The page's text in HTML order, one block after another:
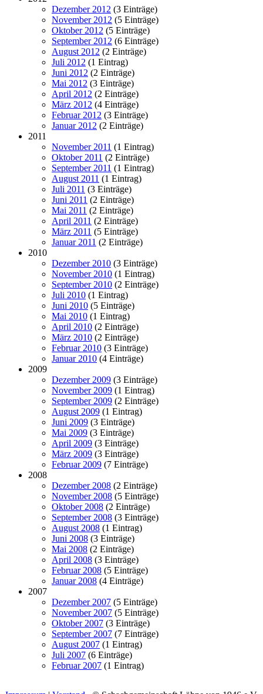
Dezember 2012 (3 Einträge)
November 2012 (5 Einträge)
Oktober 2012 (5 Einträge)
September 2012 (6 Einträge)
August 2012 (2 Einträge)
Juli 2012 (1 Eintrag)
Juni 2012 (2 Einträge)
Mai 2012 (3 Einträge)
April 2012 (2 Einträge)
März 2012 (4 Einträge)
Februar 2012 (3 Einträge)
Januar 2012 (2 Einträge)
2011
November 2011 (1 Eintrag)
Oktober 2011 (2 Einträge)
September 2011 (1 Eintrag)
August 2011 (1 Eintrag)
Juli 2011 (3 Einträge)
Juni 2011 (2 Einträge)
Mai 2011 (2 Einträge)
April 2011 (2 Einträge)
März 2011 (5 Einträge)
Januar 2011 (2 Einträge)
2010
Dezember 2010 (3 Einträge)
November 2010 (1 Eintrag)
September 2010 (2 Einträge)
Juli 2010 (1 Eintrag)
Juni 2010 (5 Einträge)
Mai 2010 (1 Eintrag)
April 2010 (2 Einträge)
März 2010 (2 Einträge)
Februar 2010 (3 Einträge)
Januar 2010 (4 Einträge)
2009
Dezember 2009 (3 Einträge)
November 2009 (1 Eintrag)
September 2009 (2 Einträge)
August 2009 (1 Eintrag)
Juni 2009 (3 Einträge)
Mai 2009 (3 Einträge)
April 2009 (3 Einträge)
März 2009 (3 Einträge)
Februar 2009 (7 Einträge)
2008
Dezember 2008 (2 Einträge)
November 2008 (5 Einträge)
Oktober 2008 (2 Einträge)
September 2008 (3 Einträge)
August 2008 (1 Eintrag)
Juni 2008 (3 Einträge)
Mai 2008 (2 Einträge)
April 2008 (3 Einträge)
Februar 2008 (5 Einträge)
Januar 2008 (4 Einträge)
2007
Dezember 2007 (5 Einträge)
November 2007 (5 Einträge)
Oktober 2007 (3 Einträge)
September 2007 (7 Einträge)
August 2007 (1 Eintrag)
Juli 2007 (6 Einträge)
Februar 2007 (1 Eintrag)